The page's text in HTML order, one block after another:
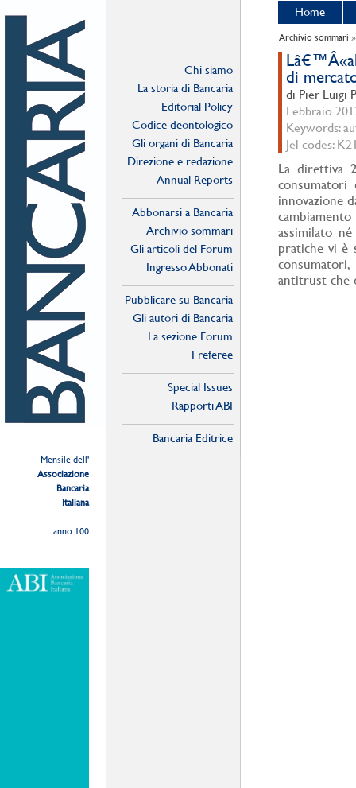
Mensile dell'
Associazione
Bancaria
Italiana
anno 100
Chi siamo
La storia di Bancaria
Editorial Policy
Codice deontologico
Gli organi di Bancaria
Direzione e redazione
Annual Reports
Abbonarsi a Bancaria
Archivio sommari
Gli articoli del Forum
Ingresso Abbonati
Pubblicare su Bancaria
Gli autori di Bancaria
La sezione Forum
I referee
Special Issues
Rapporti ABI
Bancaria Editrice
Home
Archivio sommari
di
di Pier Luigi
Febbraio
Keywords:
Jel codes:
La direttiva
consumatori
innovazione
assimilato
pratiche vi è
antitrust che